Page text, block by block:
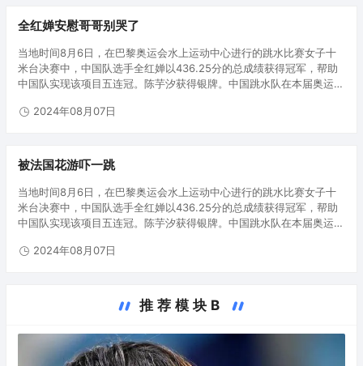
全红婵安慰哥哥别哭了
当地时间8月6日，在巴黎奥运会水上运动中心进行的跳水比赛女子十
米台决赛中，中国队选手全红婵以436.25分的总成绩获得冠军，帮助
中国队实现该项目五连冠。陈芋汐获得银牌。中国跳水队在本届奥运会
巴黎奥…
2024年08月07日
被法国花游吓一跳
当地时间8月6日，在巴黎奥运会水上运动中心进行的跳水比赛女子十
米台决赛中，中国队选手全红婵以436.25分的总成绩获得冠军，帮助
中国队实现该项目五连冠。陈芋汐获得银牌。中国跳水队在本届奥运会
巴黎奥…
2024年08月07日
推荐模块B